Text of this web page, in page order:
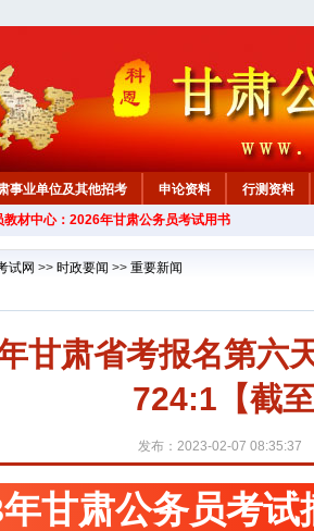
事业单位及其他招考 申论资料
行测资料
教材中心：2026年甘肃公务员考试用书
试网 >> 时政要闻 >> 重要新闻
甘肃省考报名第六
724:1【截
发布：2023-02-07 08:35:37
年甘肃公务员考试